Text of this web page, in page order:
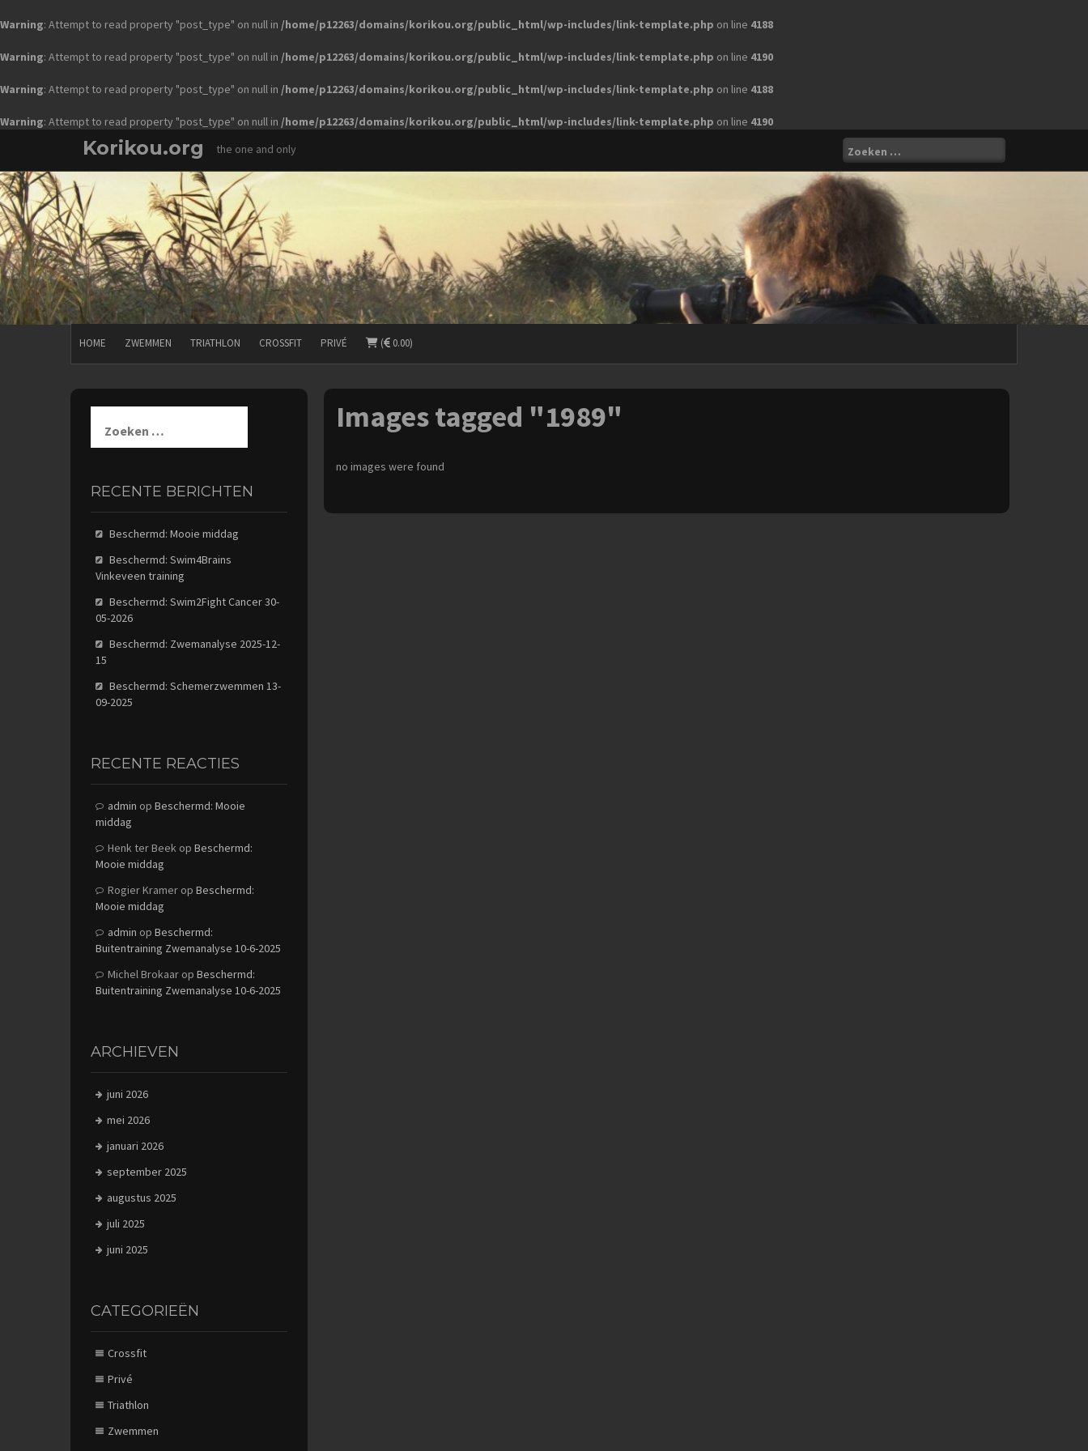
Warning: Attempt to read property "post_type" on null in /home/p12263/domains/korikou.org/public_html/wp-includes/link-template.php on line 4188
Warning: Attempt to read property "post_type" on null in /home/p12263/domains/korikou.org/public_html/wp-includes/link-template.php on line 4190
Warning: Attempt to read property "post_type" on null in /home/p12263/domains/korikou.org/public_html/wp-includes/link-template.php on line 4188
Warning: Attempt to read property "post_type" on null in /home/p12263/domains/korikou.org/public_html/wp-includes/link-template.php on line 4190
content
Korikou.org the one and only
Zoeken
naar:
HOME ZWEMMEN TRIATHLON CROSSFIT PRIVÉ ( 0.00)
Images tagged "1989"
no images were found
naar:
RECENTE BERICHTEN
Beschermd: Mooie middag
Beschermd: Swim4Brains
Vinkeveen training
Beschermd: Swim2Fight Cancer 30-
05-2026
Beschermd: Zwemanalyse 2025-12-
15
Beschermd: Schemerzwemmen 13-
09-2025
RECENTE REACTIES
admin op Beschermd: Mooie
middag
Henk ter Beek op Beschermd:
Mooie middag
Rogier Kramer op Beschermd:
Mooie middag
admin op Beschermd:
Buitentraining Zwemanalyse 10-6-2025
Michel Brokaar op Beschermd:
Buitentraining Zwemanalyse 10-6-2025
ARCHIEVEN
juni 2026
mei 2026
januari 2026
september 2025
augustus 2025
juli 2025
juni 2025
CATEGORIEËN
Crossfit
Privé
Triathlon
Zwemmen